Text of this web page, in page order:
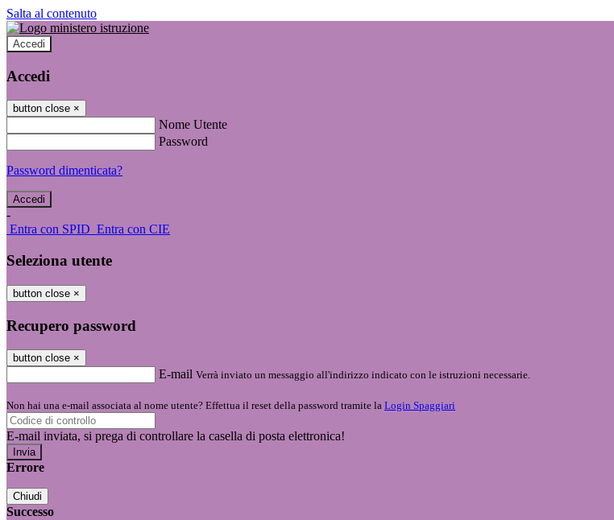
Salta al contenuto
Accedi
Accedi
button close ×
Nome Utente
Password
Password dimenticata?
-
Entra con SPID Entra con CIE
Seleziona utente
button close ×
Recupero password
button close ×
E-mail Verrà inviato un messaggio all'indirizzo indicato con le istruzioni necessarie.
Non hai una e-mail associata al nome utente? Effettua il reset della password tramite la Login Spaggiari
E-mail inviata, si prega di controllare la casella di posta elettronica!
Errore
Chiudi
Successo